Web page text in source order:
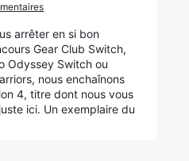
arrêter en si bon
Gear Club Switch,
Odyssey Switch ou
nous enchaînons
4, titre dont nous vous
ici. Un exemplaire du